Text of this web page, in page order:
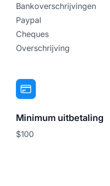
Bankoverschrijvingen
Paypal
Cheques
Overschrijving
Minimum uitbetaling
$100